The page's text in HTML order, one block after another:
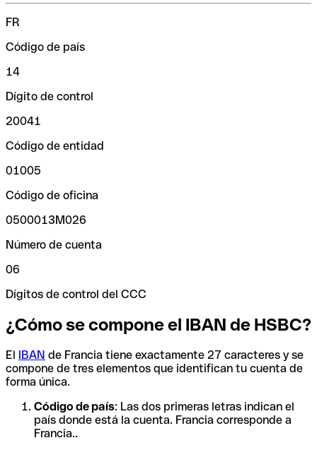
FR
Código de país
14
Dígito de control
20041
Código de entidad
01005
Código de oficina
0500013M026
Número de cuenta
06
Dígitos de control del CCC
¿Cómo se compone el IBAN de HSBC?
El IBAN de Francia tiene exactamente 27 caracteres y se
compone de tres elementos que identifican tu cuenta de
forma única.
Código de país: Las dos primeras letras indican el
país donde está la cuenta. Francia corresponde a
Francia..